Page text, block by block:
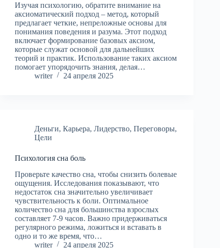
Изучая психологию, обратите внимание на
аксиоматический подход – метод, который
предлагает четкие, непреложные основы для
понимания поведения и разума. Этот подход
включает формирование базовых аксиом,
которые служат основой для дальнейших
теорий и практик. Использование таких аксиом
помогает упорядочить знания, делая…
writer
24 апреля 2025
Деньги, Карьера, Лидерство, Переговоры,
Цели
Психология сна боль
Проверьте качество сна, чтобы снизить болевые
ощущения. Исследования показывают, что
недостаток сна значительно увеличивает
чувствительность к боли. Оптимальное
количество сна для большинства взрослых
составляет 7-9 часов. Важно придерживаться
регулярного режима, ложиться и вставать в
одно и то же время, что…
writer
24 апреля 2025